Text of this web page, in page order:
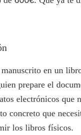
en un
prepare el
electrónicos que
concreto que
los libros físicos.